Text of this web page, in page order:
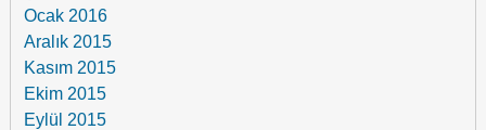
Ocak 2016
Aralık 2015
Kasım 2015
Ekim 2015
Eylül 2015